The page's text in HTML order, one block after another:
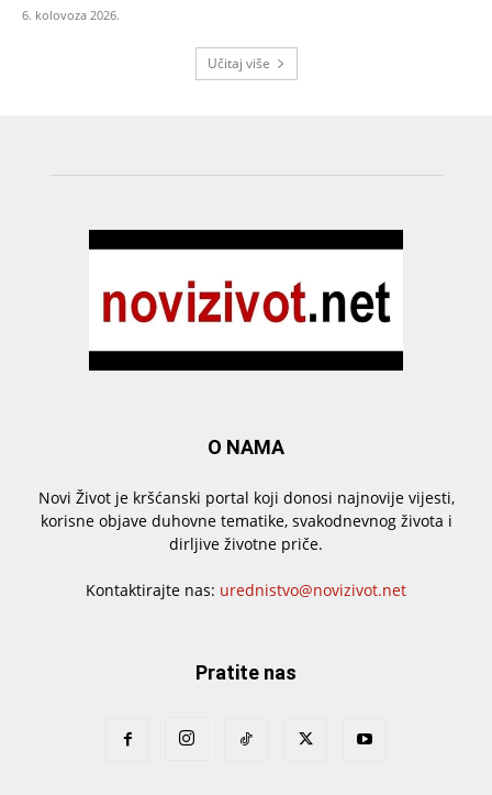
6. kolovoza 2026.
Učitaj više
O NAMA
Novi Život je kršćanski portal koji donosi najnovije vijesti,
korisne objave duhovne tematike, svakodnevnog života i
dirljive životne priče.
Kontaktirajte nas: urednistvo@novizivot.net
Pratite nas